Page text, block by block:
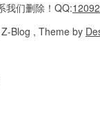
我们删除！ QQ:
Blog , Theme by